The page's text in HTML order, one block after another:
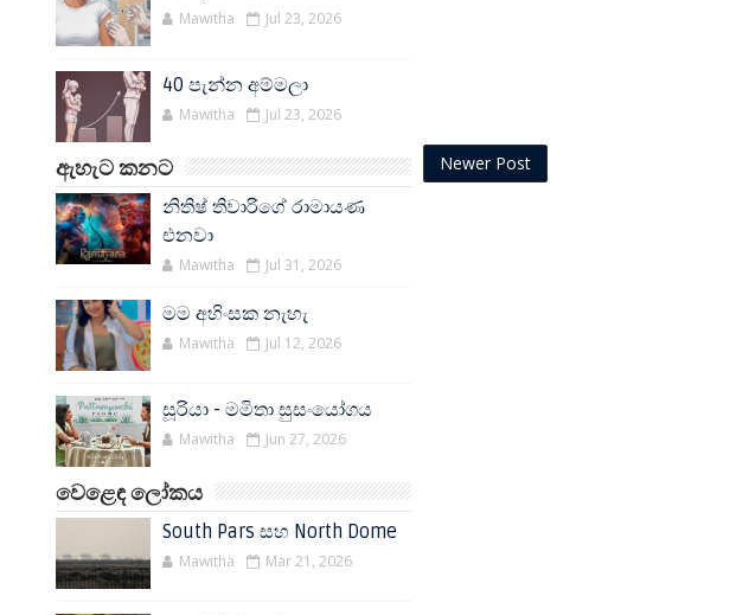
Mawitha Jul 23, 2026
40 පැන්න අම්මලා
Mawitha Jul 23, 2026
ඇහැට කනට
නිතිෂ් තිවාරිගේ රාමායණ
එනවා
Mawitha Jul 31, 2026
මම අහිංසක නැහැ
Mawitha Jul 12, 2026
සූරියා - මමිතා සුසංයෝගය
Mawitha Jun 27, 2026
වෙළෙඳ ලෝකය
South Pars සහ North Dome
Mawitha Mar 21, 2026
Newer Post